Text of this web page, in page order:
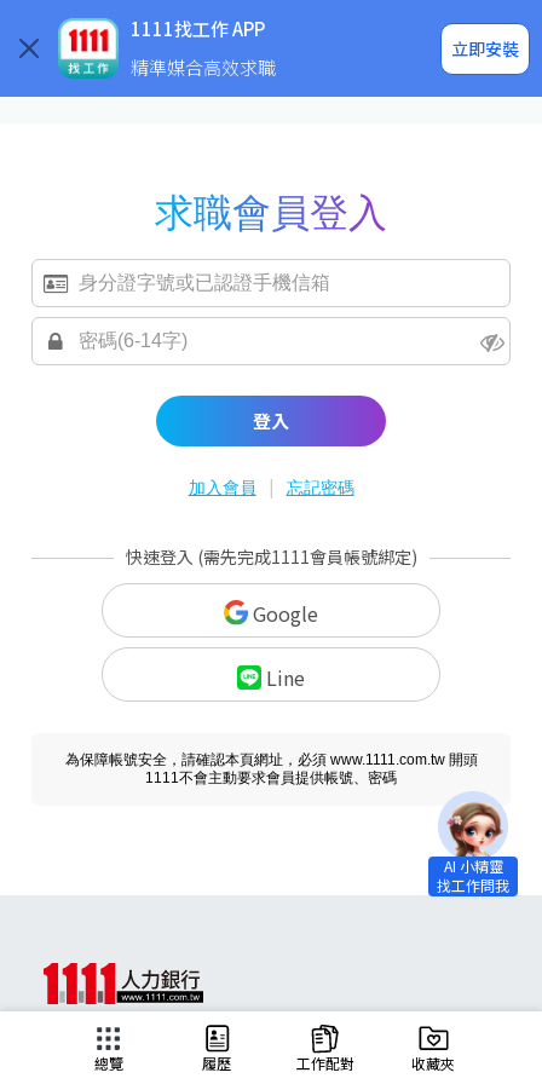
1111找工作 APP
精準媒合高效求職
立即安裝
企業求才
求職會員登入
登入
加入會員 | 忘記密碼
快速登入 (需先完成1111會員帳號綁定)
Google
Line
為保障帳號安全，請確認本頁網址，必須 www.1111.com.tw 開頭
1111不會主動要求會員提供帳號、密碼
總覽 履歷 工作配對 收藏夾